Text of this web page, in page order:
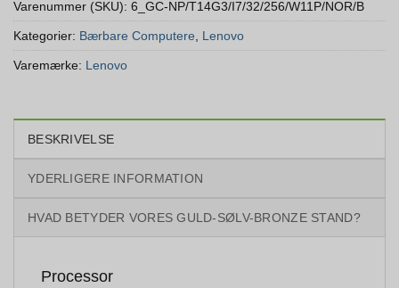
Varenummer (SKU): 6_GC-NP/T14G3/I7/32/256/W11P/NOR/B
Kategorier: Bærbare Computere, Lenovo
Varemærke: Lenovo
BESKRIVELSE
YDERLIGERE INFORMATION
HVAD BETYDER VORES GULD-SØLV-BRONZE STAND?
Processor